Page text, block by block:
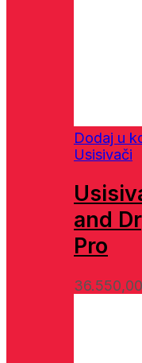
Dodaj u
Usisivači
and
Pro
36.550,00